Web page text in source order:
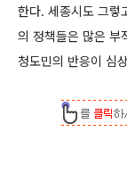
한다. 세종시도 그렇
의 정책들은 많은 부
청도민의 반응이 심